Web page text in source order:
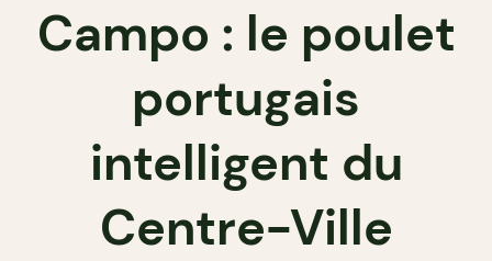
Campo : le poulet
portugais
intelligent du
Centre-Ville